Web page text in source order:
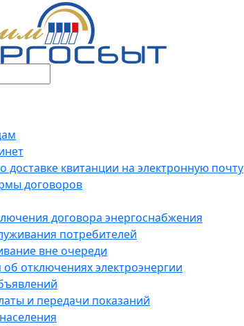
доставке квитанции на электронную почту
договоров
договора энергоснабжения
потребителей
вне очереди
отключениях электроэнергии
и передачи показаний